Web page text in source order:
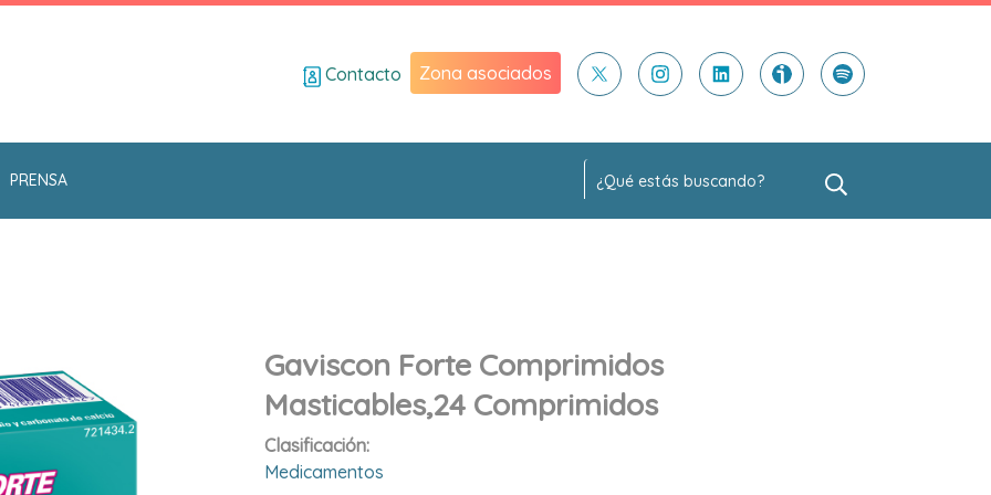
Contacto Zona asociados
PRENSA
Gaviscon Forte Comprimidos
Masticables,24 Comprimidos
Clasificación:
Medicamentos